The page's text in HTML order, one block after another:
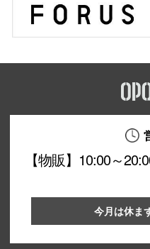
【物販】10:00～
今月は休ま